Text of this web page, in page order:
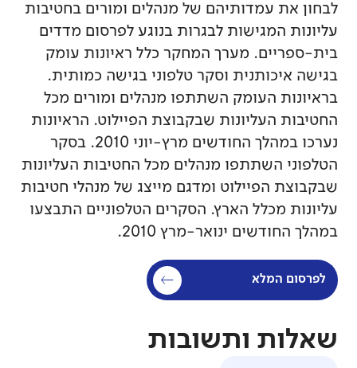
לבחון את עמדותיהם של מנהלים ומורים בחטיבות
עליונות המגישות לבגרות בנוגע לפרסום מדדים
בית-ספריים. מערך המחקר כלל ראיונות עומק
בגישה איכותנית וסקר טלפוני בגישה כמותית.
בראיונות העומק השתתפו מנהלים ומורים מכל
החטיבות העליונות שבקבוצת הפיילוט. הראיונות
נערכו במהלך החודשים מרץ-יוני 2010. בסקר
הטלפוני השתתפו מנהלים מכל החטיבות העליונות
שבקבוצת הפיילוט ומדגם מייצג של מנהלי חטיבות
עליונות מכלל הארץ. הסקרים הטלפוניים התבצעו
במהלך החודשים ינואר-מרץ 2010.
לפרסום המלא
שאלות ותשובות